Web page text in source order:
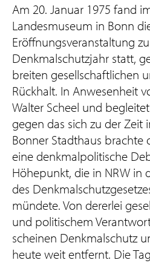
Am 20. Januar 1975 fand
Landesmuseum in Bonn
Eröffnungsveranstaltung
Denkmalschutzjahr statt,
breiten gesellschaftlichen
Rückhalt. In Anwesenheit
Walter Scheel und
gegen das sich zu der Zeit
Bonner Stadthaus brachte
eine denkmalpolitische
Höhepunkt, die in NRW in
des
mündete. Von dererlei
und politischem
scheinen Denkmalschutz
heute weit entfernt. Die